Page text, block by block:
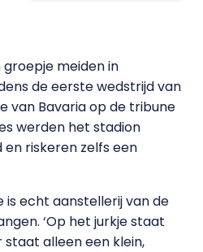
meiden in
de eerste wedstrijd van
van Bavaria op de tribune
werden het stadion
riskeren zelfs een
is echt aanstellerij van de
‘Op het jurkje staat
staat alleen een klein,